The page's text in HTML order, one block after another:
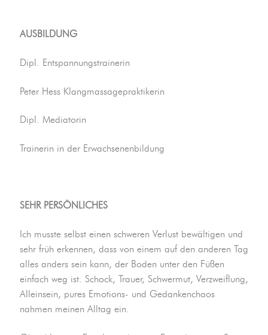
AUSBILDUNG
Dipl. Entspannungstrainerin
Peter Hess Klangmassagepraktikerin
Dipl. Mediatorin
Trainerin in der Erwachsenenbildung
SEHR PERSÖNLICHES
Ich musste selbst einen schweren Verlust bewältigen und
sehr früh erkennen, dass von einem auf den anderen Tag
alles anders sein kann, der Boden unter den Füßen
einfach weg ist. Schock, Trauer, Schwermut, Verzweiflung,
Alleinsein, pures Emotions- und Gedankenchaos
nahmen meinen Alltag ein.